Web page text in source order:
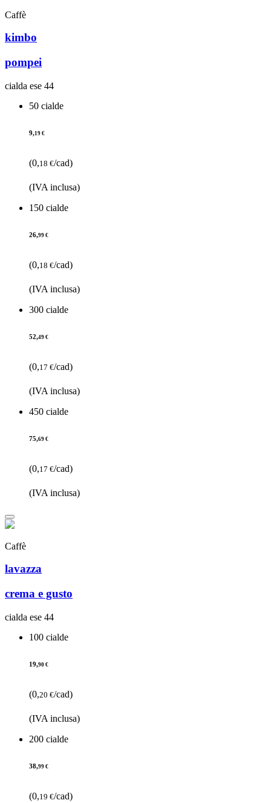
Caffè
kimbo
pompei
cialda ese 44
50 cialde
9,19 €
(0,18 €/cad)
(IVA inclusa)
150 cialde
26,99 €
(0,18 €/cad)
(IVA inclusa)
300 cialde
52,49 €
(0,17 €/cad)
(IVA inclusa)
450 cialde
75,69 €
(0,17 €/cad)
(IVA inclusa)
Caffè
lavazza
crema e gusto
cialda ese 44
100 cialde
19,90 €
(0,20 €/cad)
(IVA inclusa)
200 cialde
38,99 €
(0,19 €/cad)